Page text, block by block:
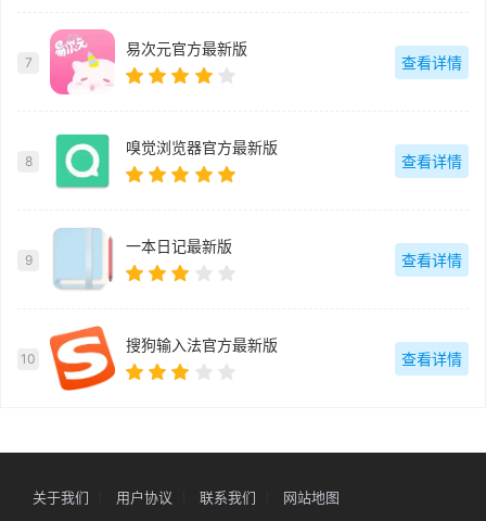
7
易次元官方最新版
查看详情
8
嗅觉浏览器官方最新版
查看详情
9
一本日记最新版
查看详情
10
搜狗输入法官方最新版
查看详情
关于我们 用户协议 联系我们 网站地图